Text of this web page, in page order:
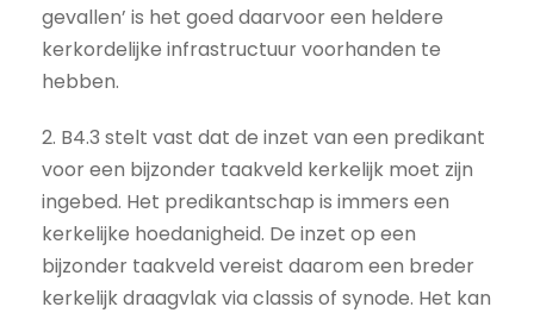
gevallen’ is het goed daarvoor een heldere
kerkordelijke infrastructuur voorhanden te
hebben.
2. B4.3 stelt vast dat de inzet van een predikant
voor een bijzonder taakveld kerkelijk moet zijn
ingebed. Het predikantschap is immers een
kerkelijke hoedanigheid. De inzet op een
bijzonder taakveld vereist daarom een breder
kerkelijk draagvlak via classis of synode. Het kan